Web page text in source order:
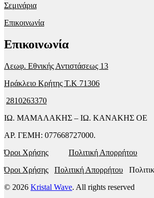
Σεμινάρια
Επικοινωνία
Επικοινωνία
Λεωφ. Εθνικής Αντιστάσεως 13
Ηράκλειο Κρήτης T.K 71306
2810263370
ΙΩ. ΜΑΜΑΛΑΚΗΣ – ΙΩ. ΚΑΝΑΚΗΣ ΟΕ
ΑΡ. ΓΕΜΗ: 077668727000.
Όροι Χρήσης
Πολιτική Απορρήτου
Όροι Χρήσης
Πολιτική Απορρήτου
© 2026 Kristal Wave. All rights reserved